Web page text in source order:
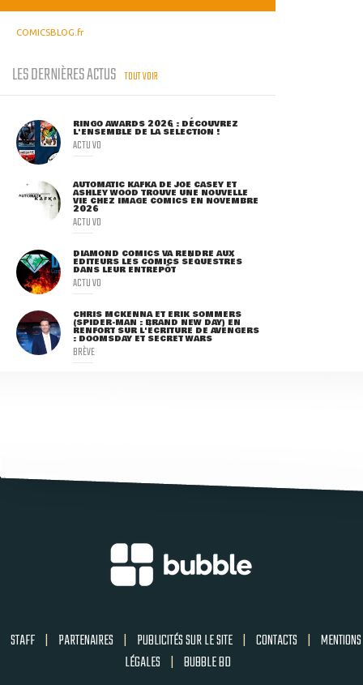
COMICSBLOG.fr
LES DERNIÈRES ACTUS TOUT VOIR
RINGO AWARDS 2026 : DÉCOUVREZ
L'ENSEMBLE DE LA SÉLECTION !
ACTU VO
AUTOMATIC KAFKA DE JOE CASEY ET
ASHLEY WOOD TROUVE UNE NOUVELLE
VIE CHEZ IMAGE COMICS EN NOVEMBRE
2026
ACTU VO
DIAMOND COMICS VA RENDRE AUX
ÉDITEURS LES COMICS SÉQUESTRÉS
DANS LEUR ENTREPÔT
ACTU VO
CHRIS MCKENNA ET ERIK SOMMERS
(SPIDER-MAN : BRAND NEW DAY) EN
RENFORT SUR L'ÉCRITURE DE AVENGERS
: DOOMSDAY ET SECRET WARS
BRÈVE
STAFF | PARTENAIRES | PUBLICITÉS SUR LE SITE | CONTACTS | MENTIONS
LÉGALES | BUBBLE BD